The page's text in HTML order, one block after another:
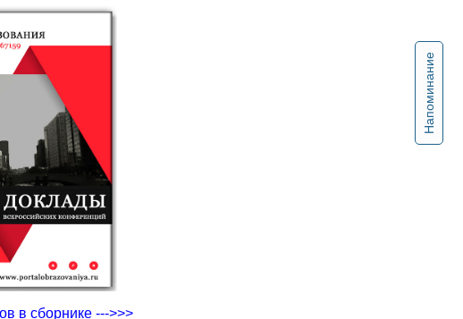
Напоминание
в сборнике --->>>